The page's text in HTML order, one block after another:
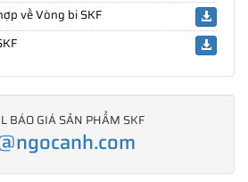
về Vòng bi SKF
BÁO GIÁ SẢN PHẨM SKF